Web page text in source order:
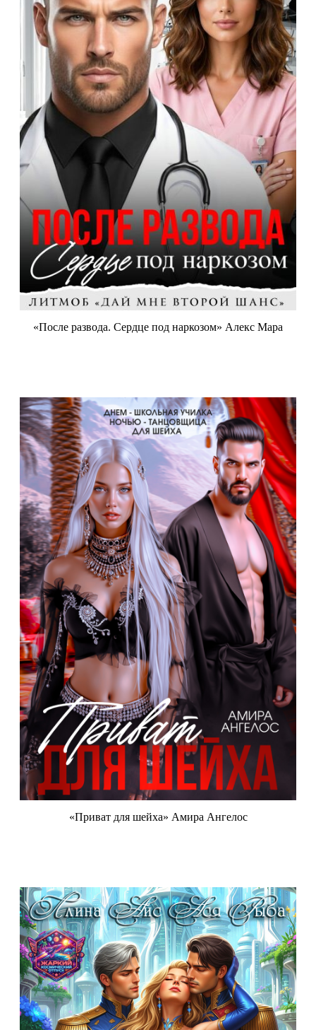
«После развода. Сердце под наркозом» Алекс Мара
«Приват для шейха» Амира Ангелос